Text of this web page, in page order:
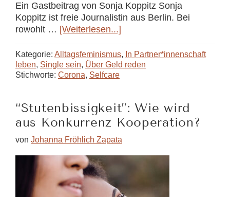
Ein Gastbeitrag von Sonja Koppitz Sonja
Koppitz ist freie Journalistin aus Berlin. Bei
rowohlt … [Weiterlesen...]
Konsum
—
Kategorie: Alltagsfeminismus, In Partner*innenschaft
leben, Single sein, Über Geld reden
Stichworte: Corona, Selfcare
“Stutenbissigkeit”: Wie wird
aus Konkurrenz Kooperation?
von Johanna Fröhlich Zapata